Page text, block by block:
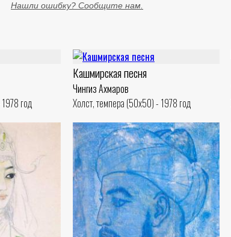
Нашли ошибку? Сообщите нам.
год
Кашмирская песня
Чингиз Ахмаров
Холст, темпера (50x50) - 1978 год